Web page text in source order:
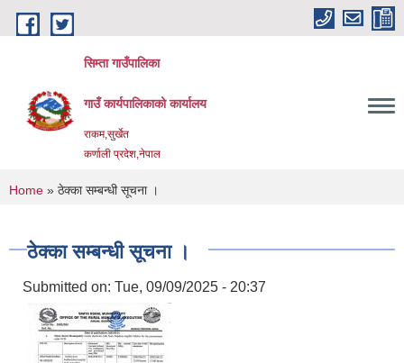
Skip to main content
सिम्ता गाउँपालिका
गाउँ कार्यपालिकाको कार्यालय
राकम,सुर्खेत
कर्णाली प्रदेश,नेपाल
You are here
Home » ठेक्का सम्बन्धी सूचना ।
ठेक्का सम्बन्धी सूचना ।
Submitted on: Tue, 09/09/2025 - 20:37